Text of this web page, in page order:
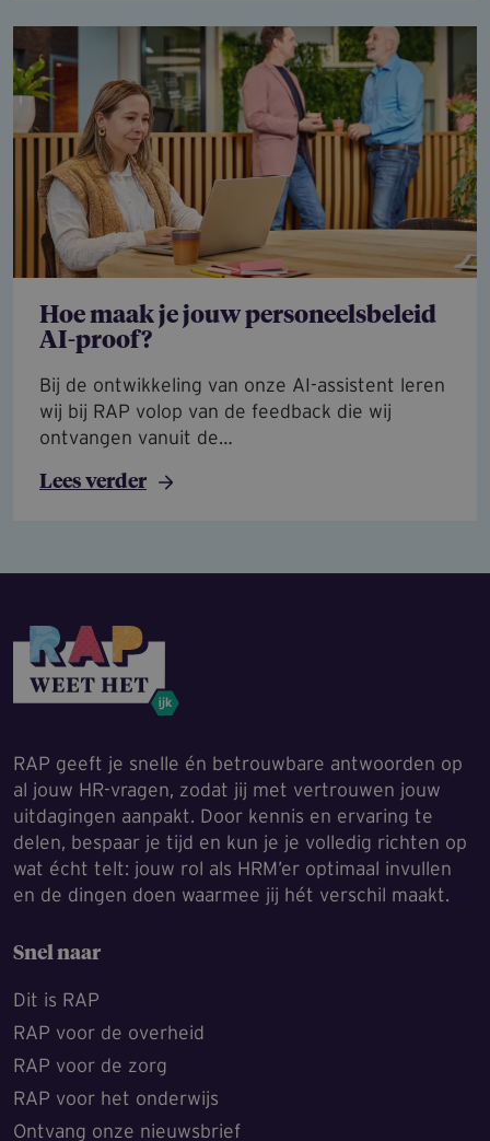
Hoe maak je jouw personeelsbeleid
AI-proof?
Bij de ontwikkeling van onze AI-assistent leren
wij bij RAP volop van de feedback die wij
ontvangen vanuit de…
Lees verder
RAP geeft je snelle én betrouwbare antwoorden op
al jouw HR-vragen, zodat jij met vertrouwen jouw
uitdagingen aanpakt. Door kennis en ervaring te
delen, bespaar je tijd en kun je je volledig richten op
wat écht telt: jouw rol als HRM’er optimaal invullen
en de dingen doen waarmee jij hét verschil maakt.
Snel naar
Dit is RAP
RAP voor de overheid
RAP voor de zorg
RAP voor het onderwijs
Ontvang onze nieuwsbrief